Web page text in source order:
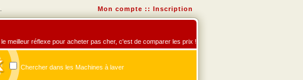
Mon compte :: Inscription
meilleur réflexe pour acheter pas cher, c'est de comparer les prix !
Chercher dans les Machines à laver